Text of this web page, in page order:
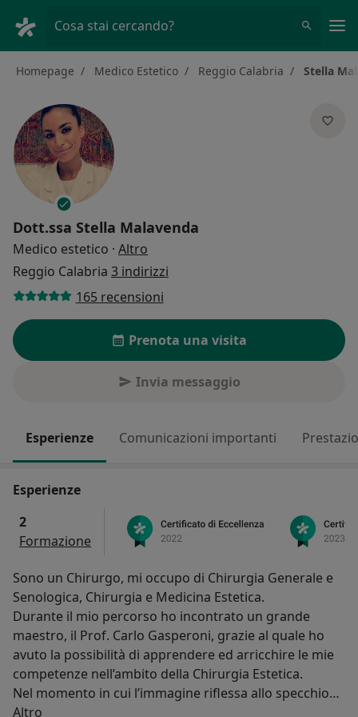
Cosa stai cercando?
Homepage Medico Estetico Reggio Calabria Stella
Dott.ssa Stella Malavenda
Medico estetico · Altro
Reggio Calabria 3 indirizzi
165 recensioni
Prenota una visita
Invia messaggio
Esperienze Comunicazioni importanti
Esperienze
2
Formazione
Sono un Chirurgo, mi occupo di Chirurgia Generale e
Senologica, Chirurgia e Medicina Estetica.
Durante il mio percorso ho incontrato un grande
maestro, il Prof. Carlo Gasperoni, grazie al quale ho
avuto la possibilità di apprendere ed arricchire le mie
competenze nell’ambito della Chirurgia Estetica.
Nel momento in cui l’immagine riflessa allo specchio
non ci restituisce più lo stesso sorriso o
Altro